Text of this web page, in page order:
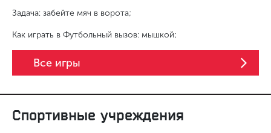
Задача: забейте мяч в ворота;
Как играть в Футбольный вызов: мышкой;
Все игры
Спортивные учреждения